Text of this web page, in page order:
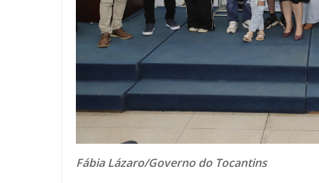
Fábia Lázaro/Governo do Tocantins